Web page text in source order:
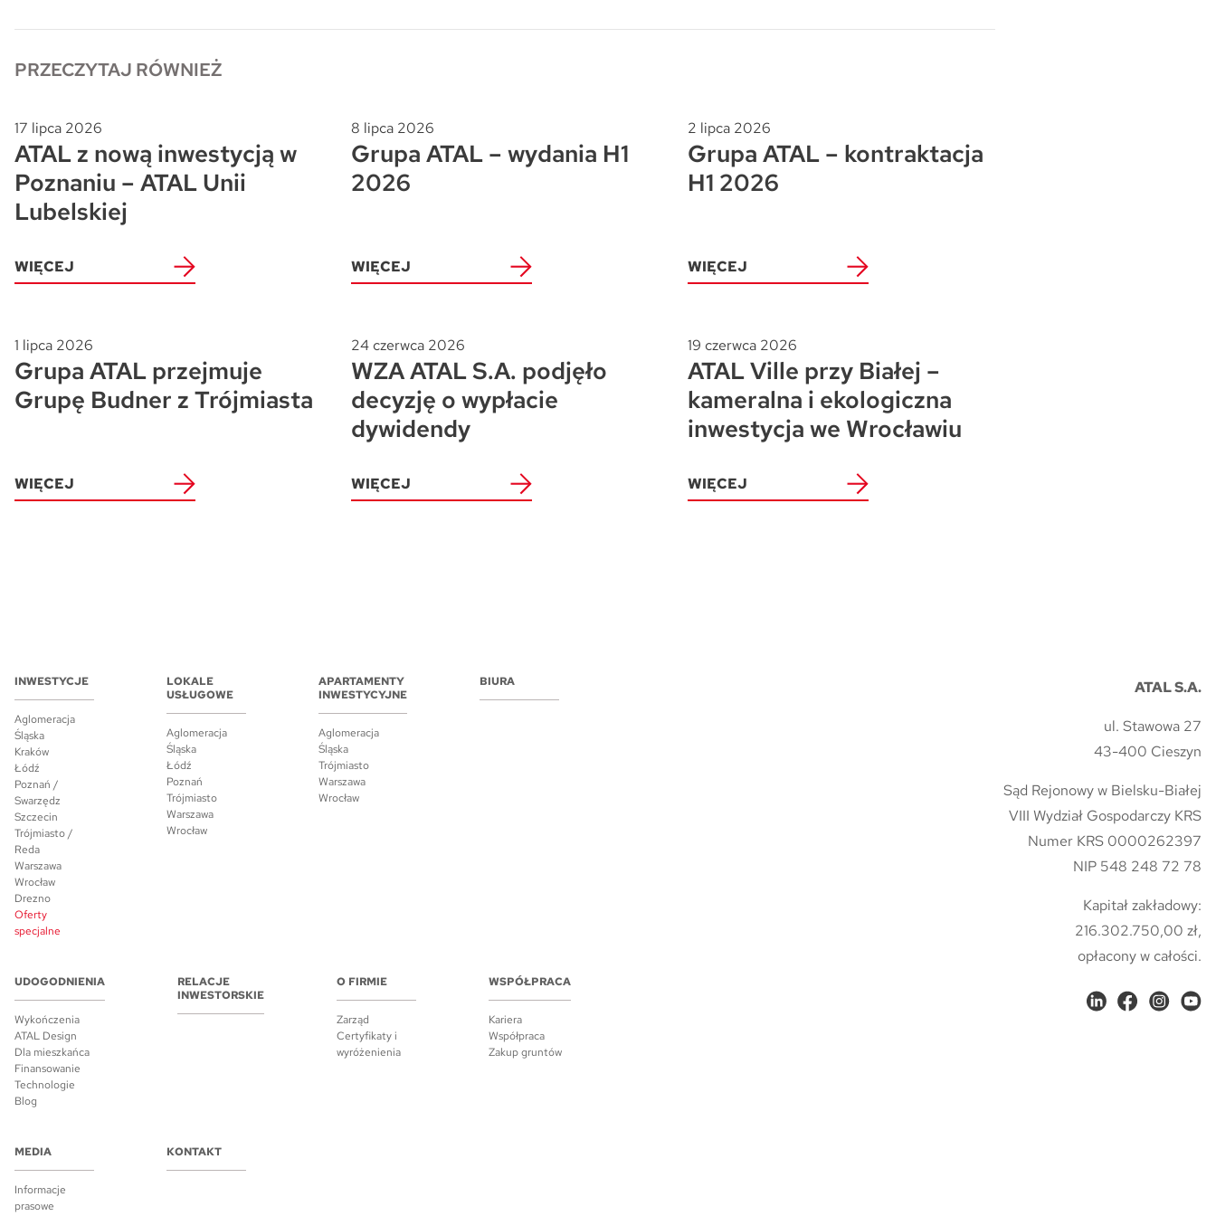
Kowale
Drezno
Mapa inwestycji
PRZECZYTAJ RÓWNIEŻ
17 lipca 2026
ATAL z nową inwestycją w
Poznaniu – ATAL Unii
Lubelskiej
WIĘCEJ
8 lipca 2026
Grupa ATAL – wydania H1
2026
WIĘCEJ
2 lipca 2026
Grupa ATAL – kontraktacja
H1 2026
WIĘCEJ
1 lipca 2026
Grupa ATAL przejmuje
Grupę Budner z Trójmiasta
WIĘCEJ
24 czerwca 2026
WZA ATAL S.A. podjęło
decyzję o wypłacie
dywidendy
WIĘCEJ
19 czerwca 2026
ATAL Ville przy Białej –
kameralna i ekologiczna
inwestycja we Wrocławiu
WIĘCEJ
INWESTYCJE
Aglomeracja
Śląska
Kraków
Łódź
Poznań /
Swarzędz
Szczecin
Trójmiasto /
Reda
Warszawa
Wrocław
Drezno
Oferty
specjalne
LOKALE
USŁUGOWE
Aglomeracja
Śląska
Łódź
Poznań
Trójmiasto
Warszawa
Wrocław
APARTAMENTY
INWESTYCYJNE
Aglomeracja
Śląska
Trójmiasto
Warszawa
Wrocław
BIURA
UDOGODNIENIA
Wykończenia
ATAL Design
Dla mieszkańca
Finansowanie
Technologie
Blog
RELACJE
INWESTORSKIE
O FIRMIE
Zarząd
Certyfikaty i
wyróżenienia
WSPÓŁPRACA
Kariera
Współpraca
Zakup gruntów
MEDIA
Informacje
prasowe
KONTAKT
ATAL S.A.
ul. Stawowa 27
43-400 Cieszyn
Sąd Rejonowy w Bielsku-Białej
VIII Wydział Gospodarczy KRS
Numer KRS 0000262397
NIP 548 248 72 78
Kapitał zakładowy:
216.302.750,00 zł,
opłacony w całości.
Skwer Witosa w Piastowie